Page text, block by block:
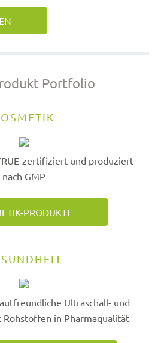
Portfolio
zertifiziert und produziert
nach GMP
PRODUKTE
Ultraschall- und
in Pharmaqualität